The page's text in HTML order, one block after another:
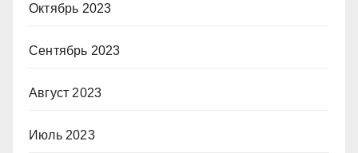
Октябрь 2023
Сентябрь 2023
Август 2023
Июль 2023